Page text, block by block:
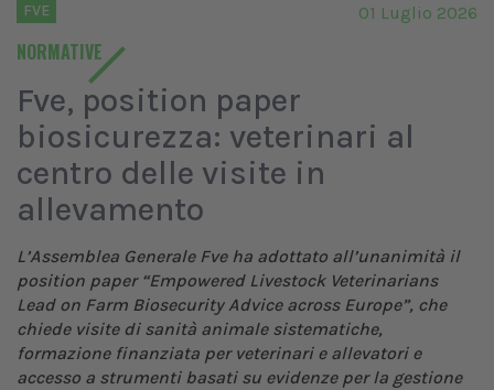
FVE
NORMATIVE
01 Luglio 2026
Fve, position paper
biosicurezza: veterinari al
centro delle visite in
allevamento
L’Assemblea Generale Fve ha adottato all’unanimità il
position paper “Empowered Livestock Veterinarians
Lead on Farm Biosecurity Advice across Europe”, che
chiede visite di sanità animale sistematiche,
formazione finanziata per veterinari e allevatori e
accesso a strumenti basati su evidenze per la gestione